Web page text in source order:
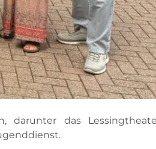
darunter das